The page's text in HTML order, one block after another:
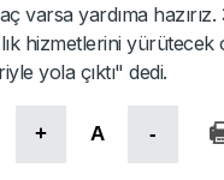
varsa yardıma hazırız.
hizmetlerini yürütecek
yola çıktı" dedi.
+ A -